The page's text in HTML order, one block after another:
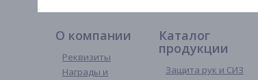
О компании
Реквизиты
Награды и
Каталог
продукции
Защита рук и СИЗ